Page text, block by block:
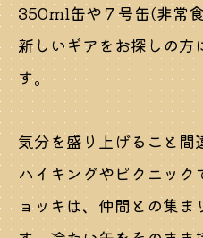
350ml缶や７号缶(非常
新しいギアをお探しの
す。
気分を盛り上げること間
ハイキングやピクニッ
ョッキは、仲間との集